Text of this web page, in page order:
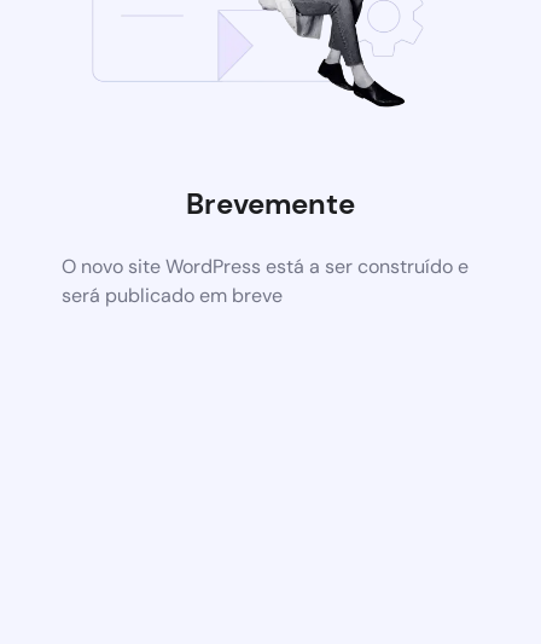
Brevemente
O novo site WordPress está a ser construído e
será publicado em breve